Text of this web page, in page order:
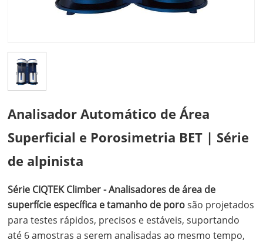
Analisador Automático de Área
Superficial e Porosimetria BET | Série
de alpinista
Série CIQTEK Climber - Analisadores de área de
superfície específica e tamanho de porosão projetados
para testes rápidos, precisos e estáveis, suportando
até 6 amostras a serem analisadas ao mesmo tempo,